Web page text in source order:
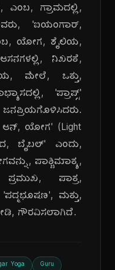
ಎಂಬ, ಗ್ರಾಮದಲ್ಲಿ,
'ಐಯಂಗಾರ್,
ಯೋಗ, ಶೈಲಿಯ,
ನಿಖರತೆ,
ಮೇಲೆ, ಒತ್ತು,
'ಪ್ರಾಪ್ಸ್'
ಆನ್, ಯೋಗ' (Light
ಬೈಬಲ್' ಎಂದು,
ಪಾಶ್ಚಿಮಾತ್ಯ,
ಪಾತ್ರ,
ಮತ್ತು,
ಗೌರವಿಸಲಾಗಿದೆ.
Yoga Guru